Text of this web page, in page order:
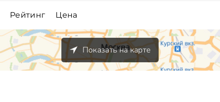
Рейтинг Цена
Показать на карте